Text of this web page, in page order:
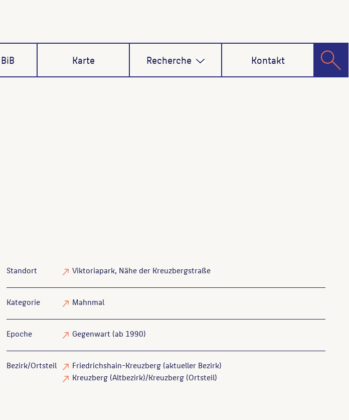
Karte Recherche Kontakt
Standort Viktoriapark, Nähe der Kreuzbergstraße
Kategorie Mahnmal
Epoche Gegenwart (ab 1990)
Bezirk/Ortsteil
Friedrichshain-Kreuzberg (aktueller Bezirk)
Kreuzberg (Altbezirk)/Kreuzberg (Ortsteil)